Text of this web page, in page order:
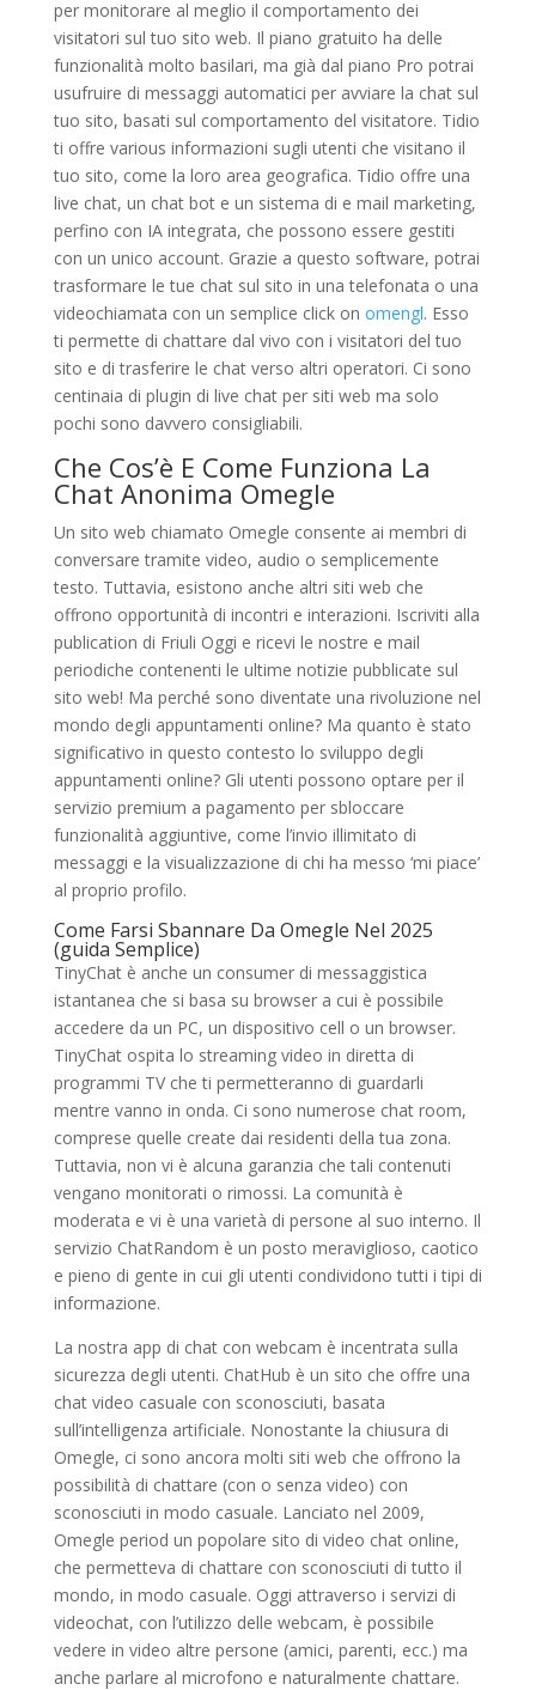
per monitorare al meglio il comportamento dei
visitatori sul tuo sito web. Il piano gratuito ha delle
funzionalità molto basilari, ma già dal piano Pro potrai
usufruire di messaggi automatici per avviare la chat sul
tuo sito, basati sul comportamento del visitatore. Tidio
ti offre various informazioni sugli utenti che visitano il
tuo sito, come la loro area geografica. Tidio offre una
live chat, un chat bot e un sistema di e mail marketing,
perfino con IA integrata, che possono essere gestiti
con un unico account. Grazie a questo software, potrai
trasformare le tue chat sul sito in una telefonata o una
videochiamata con un semplice click on omengl. Esso
ti permette di chattare dal vivo con i visitatori del tuo
sito e di trasferire le chat verso altri operatori. Ci sono
centinaia di plugin di live chat per siti web ma solo
pochi sono davvero consigliabili.
Che Cos’è E Come Funziona La
Chat Anonima Omegle
Un sito web chiamato Omegle consente ai membri di
conversare tramite video, audio o semplicemente
testo. Tuttavia, esistono anche altri siti web che
offrono opportunità di incontri e interazioni. Iscriviti alla
publication di Friuli Oggi e ricevi le nostre e mail
periodiche contenenti le ultime notizie pubblicate sul
sito web! Ma perché sono diventate una rivoluzione nel
mondo degli appuntamenti online? Ma quanto è stato
significativo in questo contesto lo sviluppo degli
appuntamenti online? Gli utenti possono optare per il
servizio premium a pagamento per sbloccare
funzionalità aggiuntive, come l’invio illimitato di
messaggi e la visualizzazione di chi ha messo ‘mi piace’
al proprio profilo.
Come Farsi Sbannare Da Omegle Nel 2025
(guida Semplice)
TinyChat è anche un consumer di messaggistica
istantanea che si basa su browser a cui è possibile
accedere da un PC, un dispositivo cell o un browser.
TinyChat ospita lo streaming video in diretta di
programmi TV che ti permetteranno di guardarli
mentre vanno in onda. Ci sono numerose chat room,
comprese quelle create dai residenti della tua zona.
Tuttavia, non vi è alcuna garanzia che tali contenuti
vengano monitorati o rimossi. La comunità è
moderata e vi è una varietà di persone al suo interno. Il
servizio ChatRandom è un posto meraviglioso, caotico
e pieno di gente in cui gli utenti condividono tutti i tipi di
informazione.
La nostra app di chat con webcam è incentrata sulla
sicurezza degli utenti. ChatHub è un sito che offre una
chat video casuale con sconosciuti, basata
sull’intelligenza artificiale. Nonostante la chiusura di
Omegle, ci sono ancora molti siti web che offrono la
possibilità di chattare (con o senza video) con
sconosciuti in modo casuale. Lanciato nel 2009,
Omegle period un popolare sito di video chat online,
che permetteva di chattare con sconosciuti di tutto il
mondo, in modo casuale. Oggi attraverso i servizi di
videochat, con l’utilizzo delle webcam, è possibile
vedere in video altre persone (amici, parenti, ecc.) ma
anche parlare al microfono e naturalmente chattare.